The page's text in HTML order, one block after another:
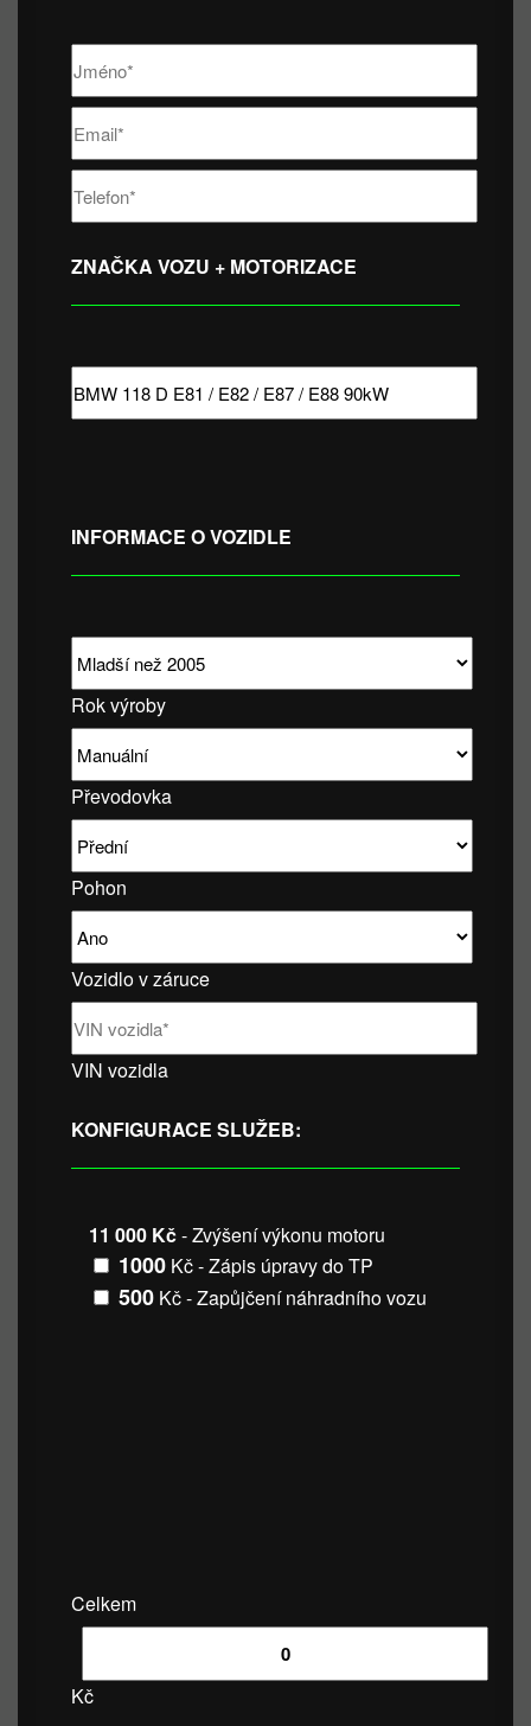
ZNAČKA VOZU + MOTORIZACE
INFORMACE O VOZIDLE
Rok výroby
Převodovka
Pohon
Vozidlo v záruce
VIN vozidla
KONFIGURACE SLUŽEB:
11 000 Kč- Zvýšení výkonu motoru
1000 Kč - Zápis úpravy do TP
500 Kč - Zapůjčení náhradního vozu
Celkem
Kč